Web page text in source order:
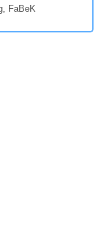
FaBeK